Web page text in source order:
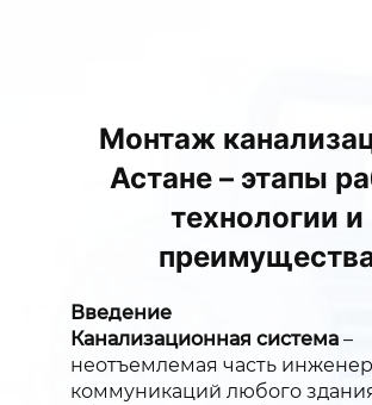
Монтаж
Астане – этапы
технологии и
Введение
Канализационная система –
неотъемлемая часть
коммуникаций любого